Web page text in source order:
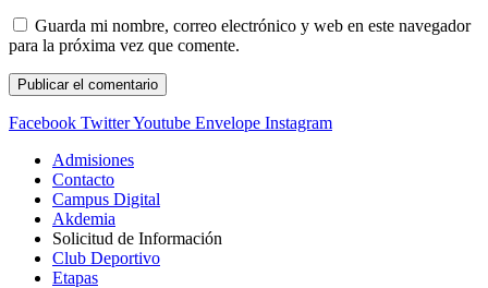
Guarda mi nombre, correo electrónico y web en este navegador
para la próxima vez que comente.
Facebook TwitterYoutube Envelope Instagram
Admisiones
Contacto
Campus Digital
Akdemia
Solicitud de Información
Club Deportivo
Etapas